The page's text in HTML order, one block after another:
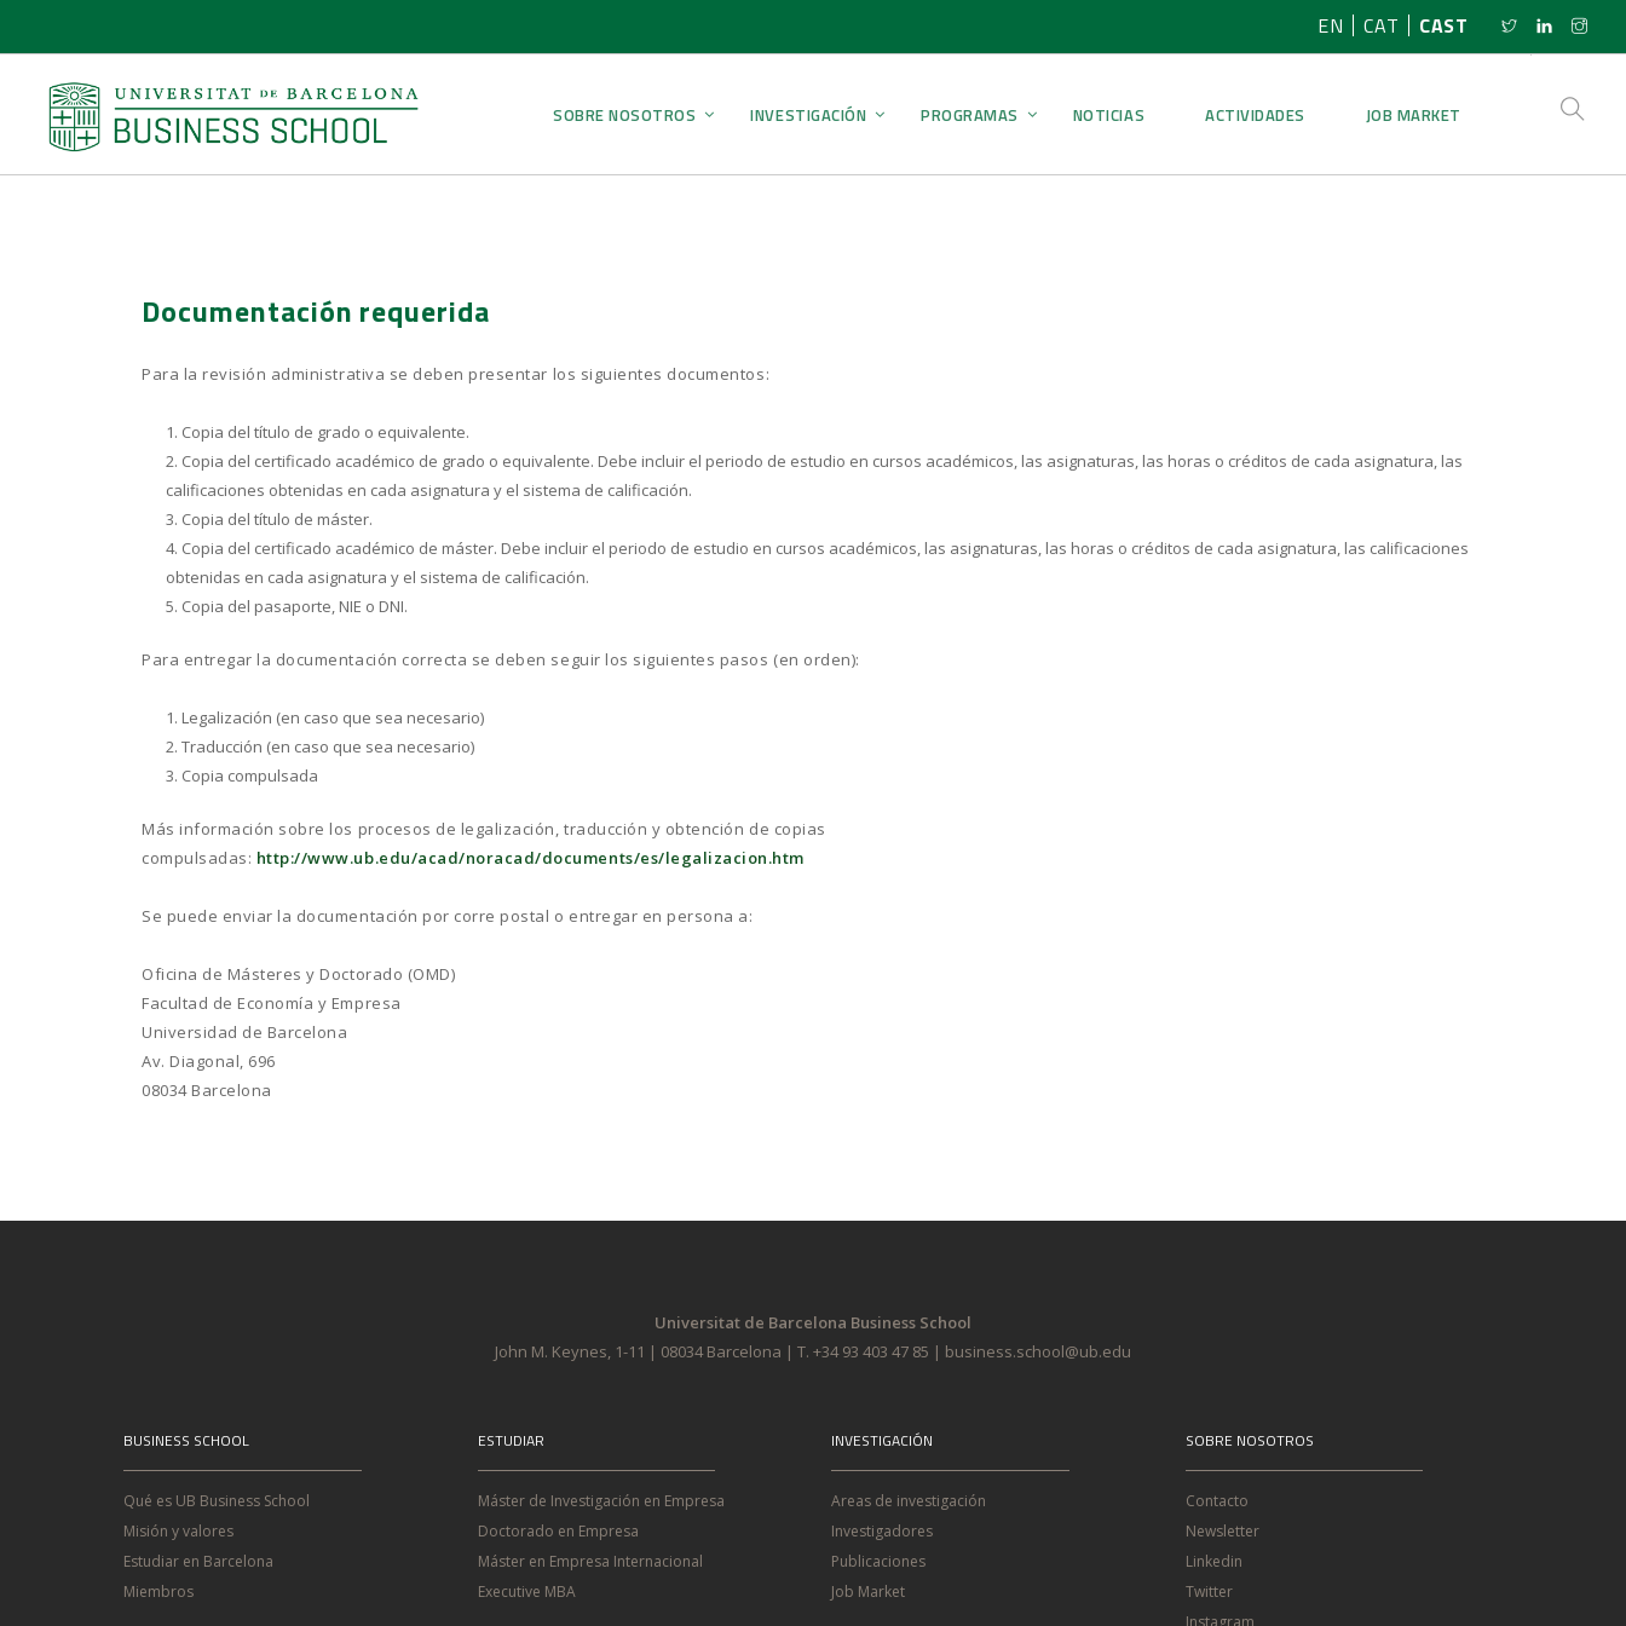
EN CAT CAST
SOBRE NOSOTROS INVESTIGACIÓN PROGRAMAS NOTICIAS ACTIVIDADES JOB MARKET
Documentación requerida
Para la revisión administrativa se deben presentar los siguientes documentos:
Copia del título de grado o equivalente.
Copia del certificado académico de grado o equivalente. Debe incluir el periodo de estudio en cursos académicos, las asignaturas, las horas o créditos de cada asignatura, las
calificaciones obtenidas en cada asignatura y el sistema de calificación.
Copia del título de máster.
Copia del certificado académico de máster. Debe incluir el periodo de estudio en cursos académicos, las asignaturas, las horas o créditos de cada asignatura, las calificaciones
obtenidas en cada asignatura y el sistema de calificación.
Copia del pasaporte, NIE o DNI.
Para entregar la documentación correcta se deben seguir los siguientes pasos (en orden):
Legalización (en caso que sea necesario)
Traducción (en caso que sea necesario)
Copia compulsada
Más información sobre los procesos de legalización, traducción y obtención de copias
compulsadas: http://www.ub.edu/acad/noracad/documents/es/legalizacion.htm
Se puede enviar la documentación por corre postal o entregar en persona a:
Oficina de Másteres y Doctorado (OMD)
Facultad de Economía y Empresa
Universidad de Barcelona
Av. Diagonal, 696
08034 Barcelona
Universitat de Barcelona Business School
John M. Keynes, 1-11 | 08034 Barcelona | T. +34 93 403 47 85 | business.school@ub.edu
BUSINESS SCHOOL
Qué es UB Business School
Misión y valores
Estudiar en Barcelona
Miembros
ESTUDIAR
Máster de Investigación en Empresa
Doctorado en Empresa
Máster en Empresa Internacional
Executive MBA
INVESTIGACIÓN
Areas de investigación
Investigadores
Publicaciones
Job Market
SOBRE NOSOTROS
Contacto
Newsletter
Linkedin
Twitter
Instagram